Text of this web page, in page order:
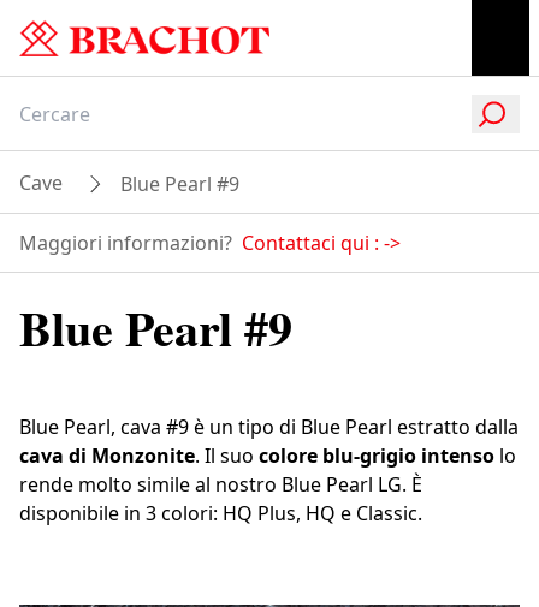
Cave Blue Pearl #9
Maggiori informazioni? Contattaci qui : ->
Blue Pearl #9
Blue Pearl, cava #9 è un tipo di Blue Pearl estratto dalla
cava di Monzonite. Il suo colore blu-grigio intenso lo
rende molto simile al nostro Blue Pearl LG. È
disponibile in 3 colori: HQ Plus, HQ e Classic.